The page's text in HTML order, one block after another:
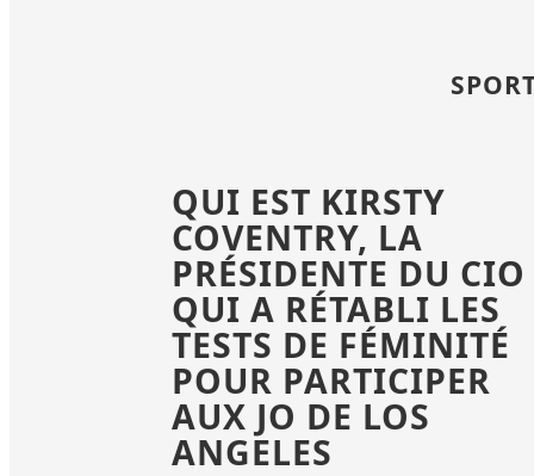
QUI EST KIRSTY
COVENTRY, LA
PRÉSIDENTE DU CIO
QUI A RÉTABLI LES
TESTS DE FÉMINITÉ
POUR PARTICIPER
AUX JO DE LOS
ANGELES